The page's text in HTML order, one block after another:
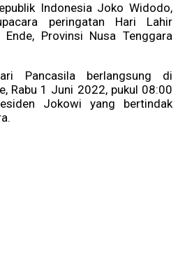
Indonesia Joko Widodo,
peringatan Hari Lahir
Provinsi Nusa Tenggara
Pancasila berlangsung di
Rabu 1 Juni 2022, pukul 08:00
Jokowi yang bertindak